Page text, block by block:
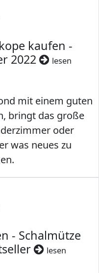
kaufen -
2022
lesen
mit einem guten
bringt das große
oder
was neues zu
- Schalmütze
lesen